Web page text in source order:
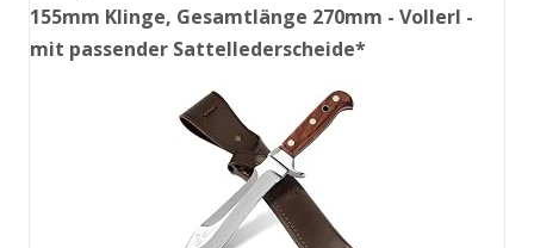
155mm Klinge, Gesamtlänge 270mm - Vollerl -
mit passender Sattellederscheide*